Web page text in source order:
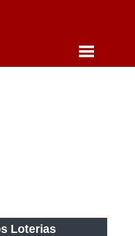
Loterias